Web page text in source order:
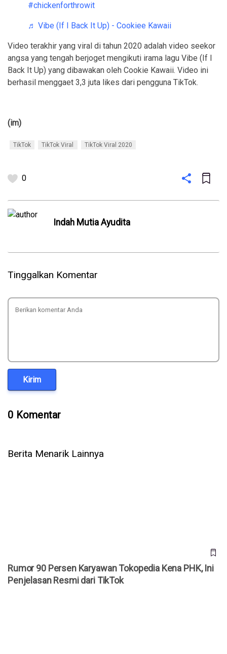
#chickenforthrowit
♬ Vibe (If I Back It Up) - Cookiee Kawaii
Video terakhir yang viral di tahun 2020 adalah video seekor
angsa yang tengah berjoget mengikuti irama lagu Vibe (If I
Back It Up) yang dibawakan oleh Cookie Kawaii. Video ini
berhasil menggaet 3,3 juta likes dari pengguna TikTok.
(im)
TikTok TikTok Viral TikTok Viral 2020
0
Indah Mutia Ayudita
Tinggalkan Komentar
Kirim
0 Komentar
Berita Menarik Lainnya
Rumor 90 Persen Karyawan Tokopedia Kena PHK, Ini
Penjelasan Resmi dari TikTok